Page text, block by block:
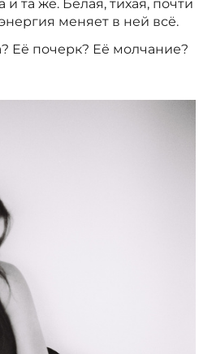
и та же. Белая, тихая, почти
меняет в ней всё.
Её почерк? Её молчание?